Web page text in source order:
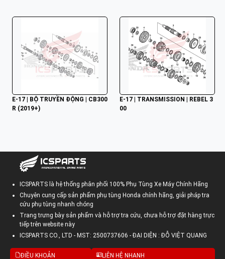
E-17 | BỘ TRUYỀN ĐỘNG | CB300
R (2019+)
E-17 | TRANSMISSION | REBEL 3
00
ICSPARTS là hệ thống phân phối 100% Phụ Tùng Xe Máy Chính Hãng
Chuyên cung cấp sản phẩm phụ tùng Honda chính hãng, giải pháp tra
cứu phụ tùng nhanh chóng
Trang trưng bày sản phẩm và hỗ trợ tra cứu, chưa hỗ trợ đặt hàng trực
tiếp trên website này
ICSPARTS CO., LTD - MST: 2500737606 - ĐẠI DIỆN : ĐỖ VIỆT QUANG
ĐIỀU KHOẢN LIÊN HỆ NHANH